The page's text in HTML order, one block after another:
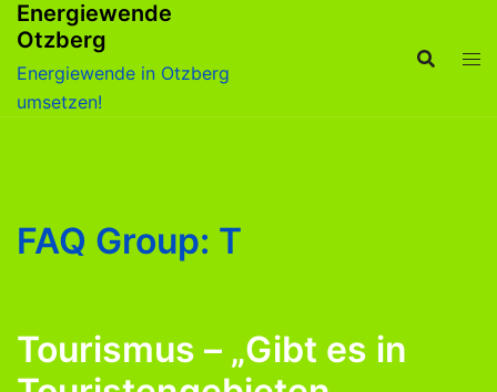
Zum
Inhalt
springen
Energiewende
Otzberg
Energiewende in Otzberg
umsetzen!
FAQ Group: T
Tourismus – „Gibt es in